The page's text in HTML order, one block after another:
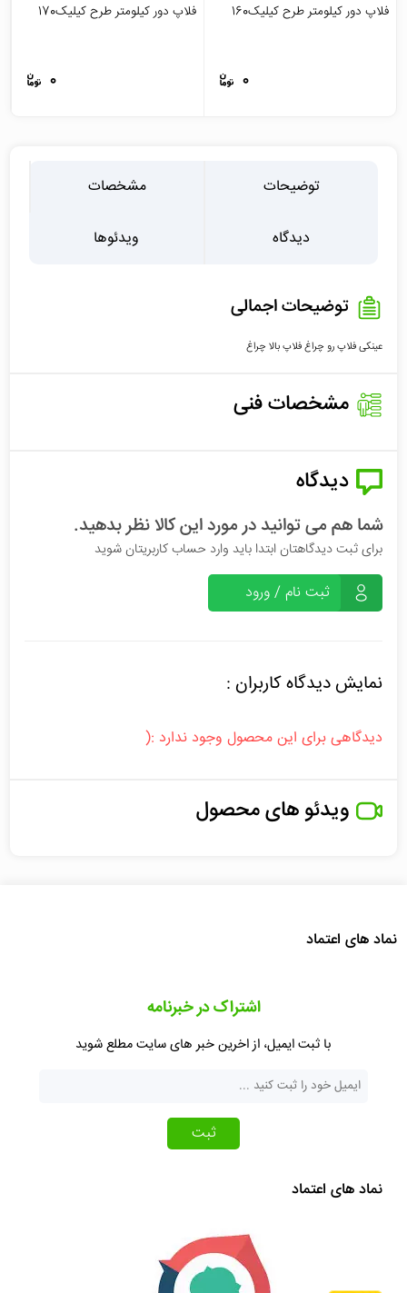
فلاپ دور کیلومتر طرح کیلیک160
0
فلاپ دور کیلومتر طرح کیلیک170
0
توضیحات مشخصات
دیدگاه ویدئوها
توضیحات اجمالی
عینکی فلاپ رو چراغ فلاپ بالا چراغ
مشخصات فنی
دیدگاه
شما هم می توانید در مورد این کالا نظر بدهید.
برای ثبت دیدگاهتان ابتدا باید وارد حساب کاربریتان شوید
ثبت نام / ورود
نمایش دیدگاه کاربران :
دیدگاهی برای این محصول وجود ندارد :(
ویدئو های محصول
نماد های اعتماد
اشتراک در خبرنامه
با ثبت ایمیل، از اخرین خبر های سایت مطلع شوید
ثبت
نماد های اعتماد